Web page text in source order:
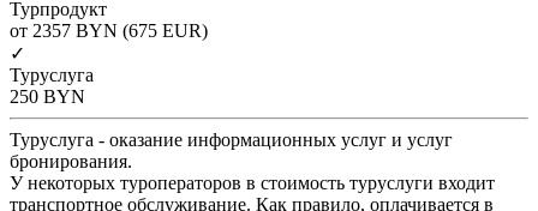
Турпродукт
от 2357 BYN (675 EUR)
✓
Туруслуга
250 BYN
Туруслуга - оказание информационных услуг и услуг
бронирования.
У некоторых туроператоров в стоимость туруслуги входит
транспортное обслуживание. Как правило, оплачивается в